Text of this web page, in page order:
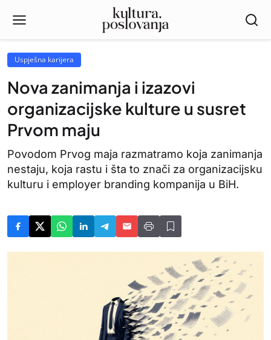
Uspješna karijera
Nova zanimanja i izazovi
organizacijske kulture u susret
Prvom maju
Povodom Prvog maja razmatramo koja zanimanja
nestaju, koja rastu i šta to znači za organizacijsku
kulturu i employer branding kompanija u BiH.